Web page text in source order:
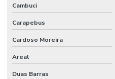
Cambuci
Carapebus
Cardoso Moreira
Areal
Duas Barras